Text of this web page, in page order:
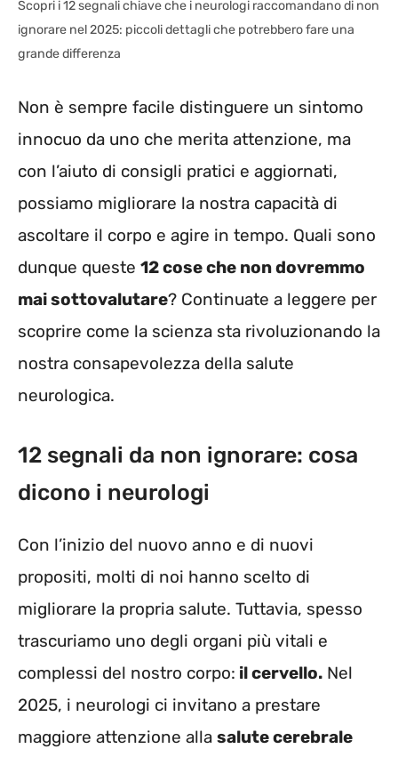
Scopri i 12 segnali chiave che i neurologi raccomandano di non
ignorare nel 2025: piccoli dettagli che potrebbero fare una
grande differenza
Non è sempre facile distinguere un sintomo
innocuo da uno che merita attenzione, ma
con l’aiuto di consigli pratici e aggiornati,
possiamo migliorare la nostra capacità di
ascoltare il corpo e agire in tempo. Quali sono
dunque queste 12 cose che non dovremmo
mai sottovalutare? Continuate a leggere per
scoprire come la scienza sta rivoluzionando la
nostra consapevolezza della salute
neurologica.
12 segnali da non ignorare: cosa
dicono i neurologi
Con l’inizio del nuovo anno e di nuovi
propositi, molti di noi hanno scelto di
migliorare la propria salute. Tuttavia, spesso
trascuriamo uno degli organi più vitali e
complessi del nostro corpo: il cervello. Nel
2025, i neurologi ci invitano a prestare
maggiore attenzione alla salute cerebrale